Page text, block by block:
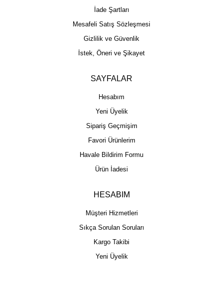
İade Şartları
Mesafeli Satış Sözleşmesi
Gizlilik ve Güvenlik
İstek, Öneri ve Şikayet
SAYFALAR
Hesabım
Yeni Üyelik
Sipariş Geçmişim
Favori Ürünlerim
Havale Bildirim Formu
Ürün İadesi
HESABIM
Müşteri Hizmetleri
Sıkça Sorulan Soruları
Kargo Takibi
Yeni Üyelik